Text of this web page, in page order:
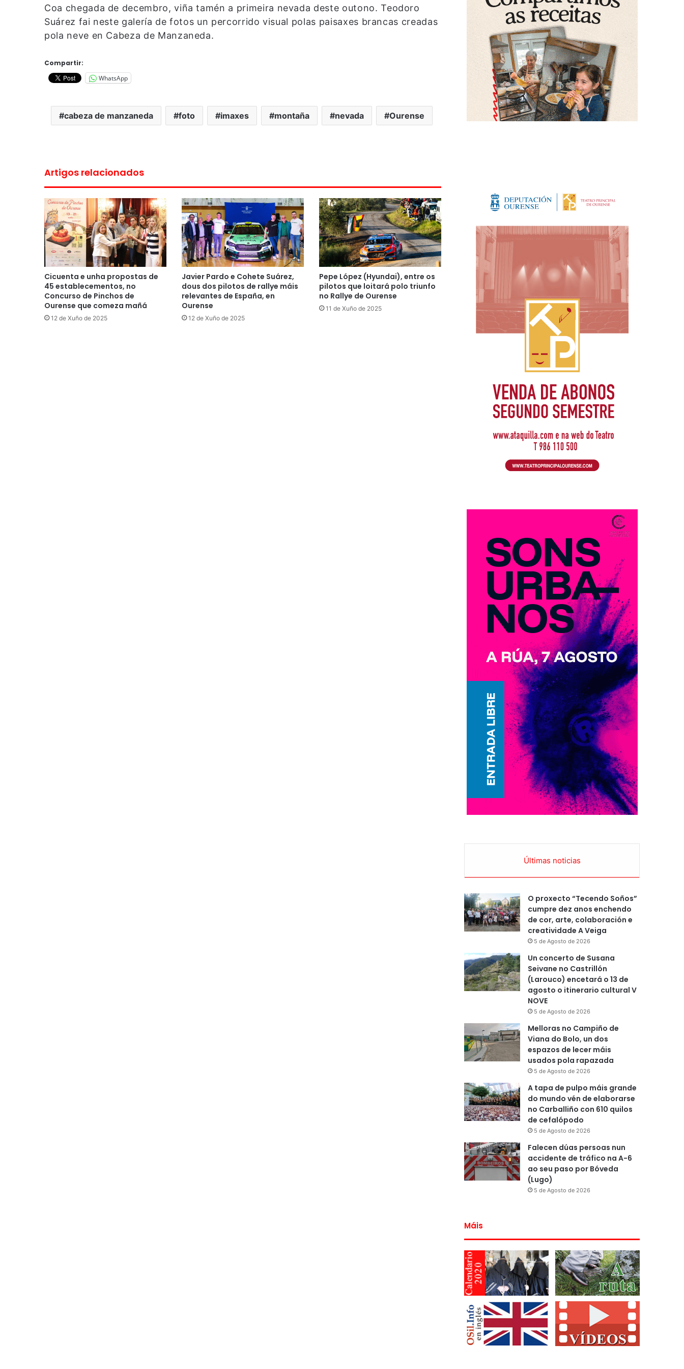
Coa chegada de decembro, viña tamén a primeira nevada deste outono. Teodoro
Suárez fai neste galería de fotos un percorrido visual polas paisaxes brancas creadas
pola neve en Cabeza de Manzaneda.
Compartir:
WhatsApp
cabeza de manzaneda foto imaxes montaña nevada Ourense
Artigos relacionados
Cicuenta e unha propostas de
45 establecementos, no
Concurso de Pinchos de
Ourense que comeza mañá
12 de Xuño de 2025
Javier Pardo e Cohete Suárez,
dous dos pilotos de rallye máis
relevantes de España, en
Ourense
12 de Xuño de 2025
Pepe López (Hyundai), entre os
pilotos que loitará polo triunfo
no Rallye de Ourense
11 de Xuño de 2025
Últimas noticias
O proxecto “Tecendo Soños”
cumpre dez anos enchendo
de cor, arte, colaboración e
creatividade A Veiga
5 de Agosto de 2026
Un concerto de Susana
Seivane no Castrillón
(Larouco) encetará o 13 de
agosto o itinerario cultural V
NOVE
5 de Agosto de 2026
Melloras no Campiño de
Viana do Bolo, un dos
espazos de lecer máis
usados pola rapazada
5 de Agosto de 2026
A tapa de pulpo máis grande
do mundo vén de elaborarse
no Carballiño con 610 quilos
de cefalópodo
5 de Agosto de 2026
Falecen dúas persoas nun
accidente de tráfico na A-6
ao seu paso por Bóveda
(Lugo)
5 de Agosto de 2026
Máis